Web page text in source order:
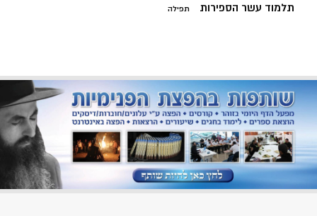
תלמוד עשר הספירות תפילה